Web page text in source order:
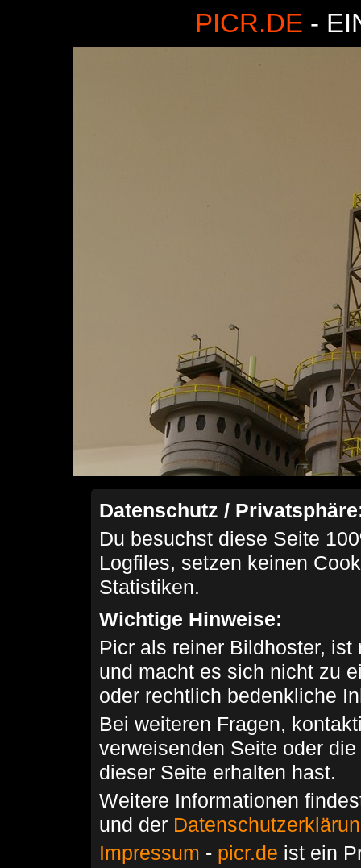
PICR.DE -
Datenschutz /
Du besuchst diese Seite
Logfiles, setzen keinen
Statistiken.
Wichtige Hinweise:
Picr als reiner Bildhoster,
und macht es sich nicht zu
oder rechtlich bedenkliche
Bei weiteren Fragen,
verweisenden Seite oder
dieser Seite erhalten hast.
Weitere Informationen
und der
Impressum - picr.de ist ein